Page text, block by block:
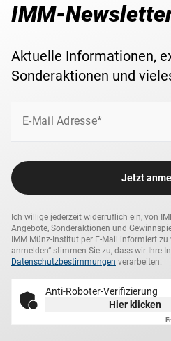
IMM-
Aktuelle Informationen,
Sonderaktionen und
E-Mail Adresse*
Jetzt
Ich willige jederzeit widerruflich ein, von
Angebote, Sonderaktionen und
IMM Münz-Institut per E-Mail informiert
anmelden“ stimmen Sie zu, dass wir Ihre
Datenschutzbestimmungen verarbeiten.
Anti-Roboter-Verifizierung
Hier klicken